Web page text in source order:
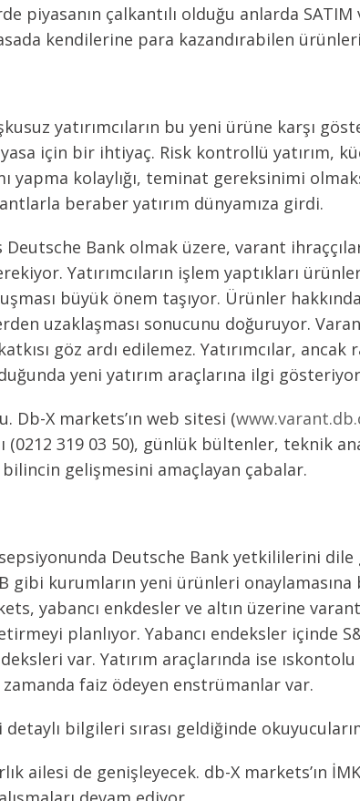
piyasanın çalkantılı olduğu anlarda
kendilerine para kazandırabilen
yatırımcıların bu yeni ürüne karşı
için bir ihtiyaç. Risk kontrollü yatırım,
yapma kolaylığı, teminat gereksinimi
beraber yatırım dünyamıza girdi.
Bank olmak üzere, varant
Yatırımcıların işlem yaptıkları
büyük önem taşıyor. Ürünler
uzaklaşması sonucunu doğuruyor.
göz ardı edilemez. Yatırımcılar,
yeni yatırım araçlarına ilgi
Db-X markets’ın web sitesi (
(0212 319 03 50), günlük bültenler, teknik
gelişmesini amaçlayan çabalar.
Deutsche Bank yetkililerini
gibi kurumların yeni ürünleri onaylamasına
yabancı enkdesler ve altın üzerine
planlıyor. Yabancı endeksler içinde
var. Yatırım araçlarında ise
zamanda faiz ödeyen enstrümanlar var.
bilgileri sırası geldiğinde
ailesi de genişleyecek. db-X markets’ın